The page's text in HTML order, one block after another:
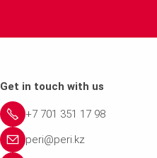
Get in touch with us
+7 701 351 17 98
peri@peri.kz